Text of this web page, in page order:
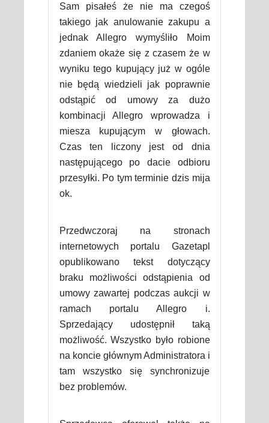
Sam pisałeś że nie ma czegoś
takiego jak anulowanie zakupu a
jednak Allegro wymyśliło Moim
zdaniem okaże się z czasem że w
wyniku tego kupujący już w ogóle
nie będą wiedzieli jak poprawnie
odstąpić od umowy za dużo
kombinacji Allegro wprowadza i
miesza kupującym w głowach.
Czas ten liczony jest od dnia
następującego po dacie odbioru
przesyłki. Po tym terminie dzis mija
ok.
Przedwczoraj na stronach
internetowych portalu Gazetapl
opublikowano tekst dotyczący
braku możliwości odstąpienia od
umowy zawartej podczas aukcji w
ramach portalu Allegro i.
Sprzedający udostępnił taką
możliwość. Wszystko było robione
na koncie głównym Administratora i
tam wszystko się synchronizuje
bez problemów.